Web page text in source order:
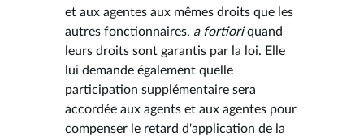
et aux agentes aux mêmes droits que les
autres fonctionnaires, a fortioriquand
leurs droits sont garantis par la loi. Elle
lui demande également quelle
participation supplémentaire sera
accordée aux agents et aux agentes pour
compenser le retard d'application de la